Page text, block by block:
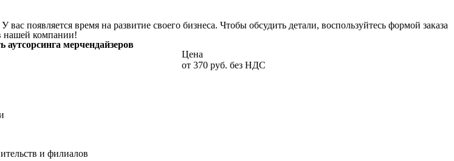
появляется время на развитие своего бизнеса. Чтобы обсудить детали, воспользуйтесь формой заказа
нашей компании!
аутсорсинга мерчендайзеров
Цена
от 370 руб. без НДС
и филиалов